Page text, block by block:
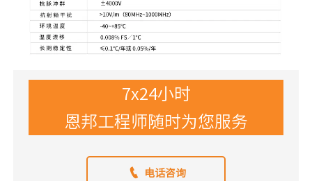
7x24小时
恩邦工程师随时为您服务
 电话咨询